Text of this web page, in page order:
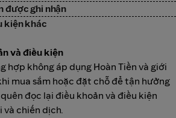
được ghi nhận
kiện khác
và điều kiện
hợp không áp dụng Hoàn Tiền và giới
mua sắm hoặc đặt chỗ để tận hưởng
đọc lại điều khoản và điều kiện
chiến dịch.